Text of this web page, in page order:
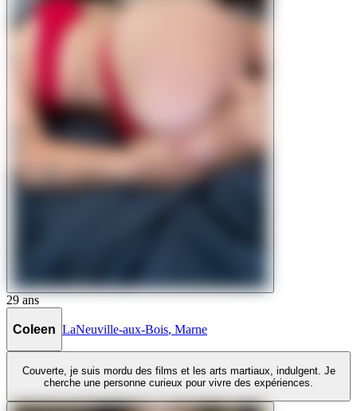
29 ans
Coleen LaNeuville-aux-Bois, Marne
Couverte, je suis mordu des films et les arts martiaux, indulgent. Je
cherche une personne curieux pour vivre des expériences.